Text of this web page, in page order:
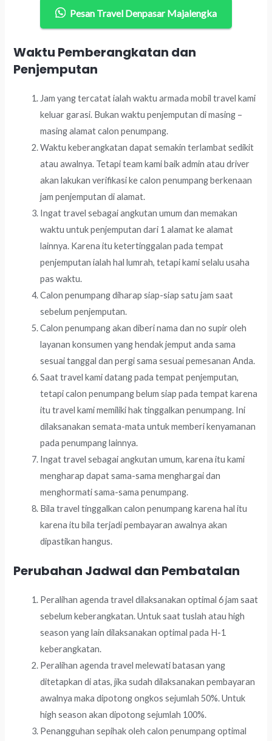
Pesan Travel Denpasar Majalengka
Waktu Pemberangkatan dan
Penjemputan
Jam yang tercatat ialah waktu armada mobil travel kami
keluar garasi. Bukan waktu penjemputan di masing –
masing alamat calon penumpang.
Waktu keberangkatan dapat semakin terlambat sedikit
atau awalnya. Tetapi team kami baik admin atau driver
akan lakukan verifikasi ke calon penumpang berkenaan
jam penjemputan di alamat.
Ingat travel sebagai angkutan umum dan memakan
waktu untuk penjemputan dari 1 alamat ke alamat
lainnya. Karena itu ketertinggalan pada tempat
penjemputan ialah hal lumrah, tetapi kami selalu usaha
pas waktu.
Calon penumpang diharap siap-siap satu jam saat
sebelum penjemputan.
Calon penumpang akan diberi nama dan no supir oleh
layanan konsumen yang hendak jemput anda sama
sesuai tanggal dan pergi sama sesuai pemesanan Anda.
Saat travel kami datang pada tempat penjemputan,
tetapi calon penumpang belum siap pada tempat karena
itu travel kami memiliki hak tinggalkan penumpang. Ini
dilaksanakan semata-mata untuk memberi kenyamanan
pada penumpang lainnya.
Ingat travel sebagai angkutan umum, karena itu kami
mengharap dapat sama-sama menghargai dan
menghormati sama-sama penumpang.
Bila travel tinggalkan calon penumpang karena hal itu
karena itu bila terjadi pembayaran awalnya akan
dipastikan hangus.
Perubahan Jadwal dan Pembatalan
Peralihan agenda travel dilaksanakan optimal 6 jam saat
sebelum keberangkatan. Untuk saat tuslah atau high
season yang lain dilaksanakan optimal pada H-1
keberangkatan.
Peralihan agenda travel melewati batasan yang
ditetapkan di atas, jika sudah dilaksanakan pembayaran
awalnya maka dipotong ongkos sejumlah 50%. Untuk
high season akan dipotong sejumlah 100%.
Penangguhan sepihak oleh calon penumpang optimal